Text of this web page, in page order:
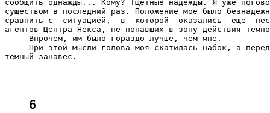
сообщить однажды... Кому? Тщетные надежды. Я уже
существом в последний раз. Положение мое было
сравнить с  ситуацией,  в  которой  оказались  еще
агентов Центра Некса, не попавших в зону действия
     Впрочем, им было гораздо лучше, чем мне.
При этой мысли голова моя скатилась набок, а
темный занавес.
6